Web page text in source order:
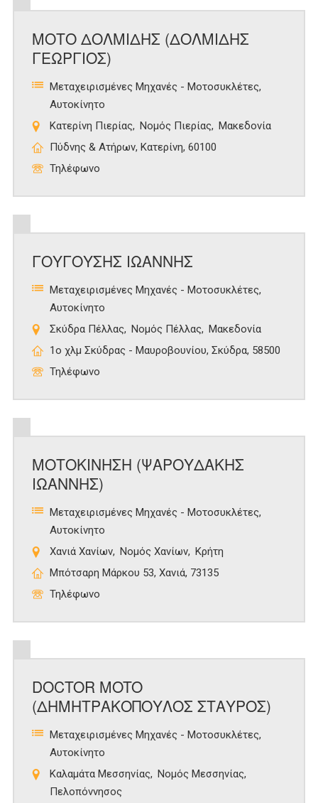
ΜΟΤΟ ΔΟΛΜΙΔΗΣ (ΔΟΛΜΙΔΗΣ
ΓΕΩΡΓΙΟΣ)
Μεταχειρισμένες Μηχανές - Μοτοσυκλέτες
Αυτοκίνητο
Κατερίνη Πιερίας
Νομός Πιερίας
Μακεδονία
Πύδνης & Ατήρων, Κατερίνη, 60100
Τηλέφωνο
ΓΟΥΓΟΥΣΗΣ ΙΩΑΝΝΗΣ
Μεταχειρισμένες Μηχανές - Μοτοσυκλέτες
Αυτοκίνητο
Σκύδρα Πέλλας
Νομός Πέλλας
Μακεδονία
1ο χλμ Σκύδρας - Μαυροβουνίου, Σκύδρα, 58500
Τηλέφωνο
ΜΟΤΟΚΙΝΗΣΗ (ΨΑΡΟΥΔΑΚΗΣ
ΙΩΑΝΝΗΣ)
Μεταχειρισμένες Μηχανές - Μοτοσυκλέτες
Αυτοκίνητο
Χανιά Χανίων
Νομός Χανίων
Κρήτη
Μπότσαρη Μάρκου 53, Χανιά, 73135
Τηλέφωνο
DOCTOR MOTO
(ΔΗΜΗΤΡΑΚΟΠΟΥΛΟΣ ΣΤΑΥΡΟΣ)
Μεταχειρισμένες Μηχανές - Μοτοσυκλέτες
Αυτοκίνητο
Καλαμάτα Μεσσηνίας
Νομός Μεσσηνίας
Πελοπόννησος